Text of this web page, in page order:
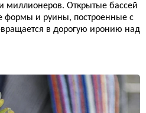
миллионеров. Открытые бассей
формы и руины, построенные с
в дорогую иронию над